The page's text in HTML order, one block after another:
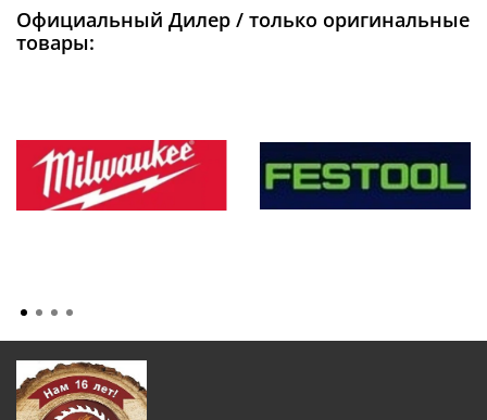
Официальный Дилер / только оригинальные
товары: